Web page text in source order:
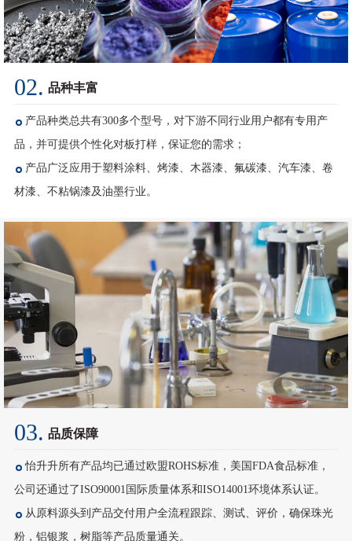
02. 品种丰富
产品种类总共有300多个型号，对下游不同行业用户都有专用产
产品广泛应用于塑料涂料、烤漆、木器漆、氟碳漆、汽车漆、卷
材漆、不粘锅漆及油墨行业。
03. 品质保障
怡升升所有产品均已通过欧盟ROHS标准，美国FDA食品标准，
从原料源头到产品交付用户全流程跟踪、测试、评价，确保珠光
粉，铝银浆，树脂等产品质量通关。